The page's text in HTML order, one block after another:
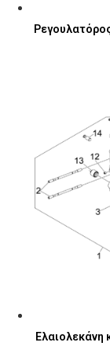
Ελαιολεκάνη